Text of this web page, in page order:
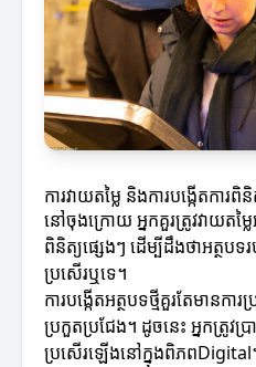
ការវាយតម្លៃ និងការបង្កើតការពិ
នៅចុងក្រោយ អ្នកគួរត្រូវវាយតម្ល
ពិនិត្យផ្សេងៗ ដើម្បីដឹងថាអត្ថបទ
ប្រសើរឬទេ។
ការបង្កើតអត្ថបទថ្មីគួរតែមានក
ប្រកួតប្រជែង។ ដូចនេះ អ្នកត្រូវប្
ប្រសើរឡើងនៅក្នុងពិភពDigital